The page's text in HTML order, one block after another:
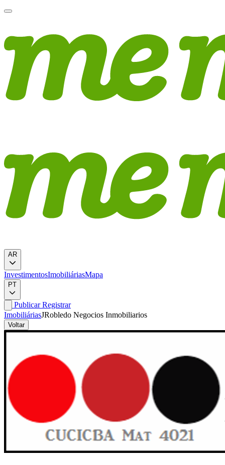
AR
InvestimentosImobiliáriasMapa
PT
PublicarRegistrar
ImobiliáriasJRobledo Negocios Inmobiliarios
Voltar